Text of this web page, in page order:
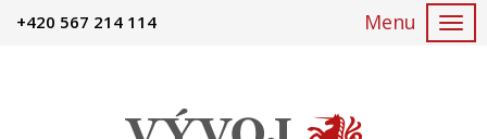
+420 567 214 114